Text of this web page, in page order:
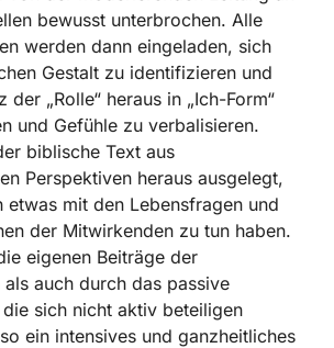
bewusst unterbrochen. Alle
werden dann eingeladen, sich
Gestalt zu identifizieren und
der „Rolle“ heraus in „Ich-Form“
und Gefühle zu verbalisieren.
biblische Text aus
Perspektiven heraus ausgelegt,
etwas mit den Lebensfragen und
der Mitwirkenden zu tun haben.
eigenen Beiträge der
als auch durch das passive
sich nicht aktiv beteiligen
ein intensives und ganzheitliches